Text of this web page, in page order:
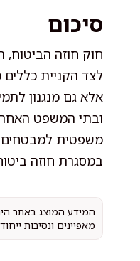
סיכום
לצד הקניית
אלא גם מנגנון
ובתי המשפט
משפטית למבטחים.
במסגרת חוזה
המידע המוצג באתר
מאפיינים ונסיבות